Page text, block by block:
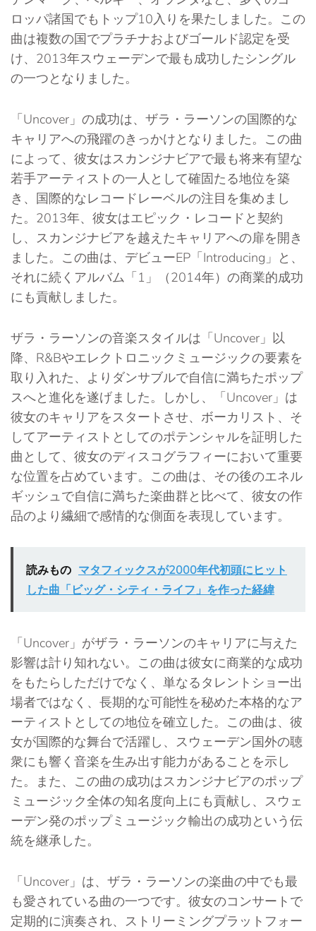
ロッパ諸国でもトップ10入りを果たしました。この
曲は複数の国でプラチナおよびゴールド認定を受
け、2013年スウェーデンで最も成功したシングル
の一つとなりました。
「Uncover」の成功は、ザラ・ラーソンの国際的な
キャリアへの飛躍のきっかけとなりました。この曲
によって、彼女はスカンジナビアで最も将来有望な
若手アーティストの一人として確固たる地位を築
き、国際的なレコードレーベルの注目を集めまし
た。2013年、彼女はエピック・レコードと契約
し、スカンジナビアを越えたキャリアへの扉を開き
ました。この曲は、デビューEP「Introducing」と、
それに続くアルバム「1」（2014年）の商業的成功
にも貢献しました。
ザラ・ラーソンの音楽スタイルは「Uncover」以
降、R&Bやエレクトロニックミュージックの要素を
取り入れた、よりダンサブルで自信に満ちたポップ
スへと進化を遂げました。しかし、「Uncover」は
彼女のキャリアをスタートさせ、ボーカリスト、そ
してアーティストとしてのポテンシャルを証明した
曲として、彼女のディスコグラフィーにおいて重要
な位置を占めています。この曲は、その後のエネル
ギッシュで自信に満ちた楽曲群と比べて、彼女の作
品のより繊細で感情的な側面を表現しています。
読みもの マタフィックスが2000年代初頭にヒット
した曲「ビッグ・シティ・ライフ」を作った経緯
「Uncover」がザラ・ラーソンのキャリアに与えた
影響は計り知れない。この曲は彼女に商業的な成功
をもたらしただけでなく、単なるタレントショー出
場者ではなく、長期的な可能性を秘めた本格的なア
ーティストとしての地位を確立した。この曲は、彼
女が国際的な舞台で活躍し、スウェーデン国外の聴
衆にも響く音楽を生み出す能力があることを示し
た。また、この曲の成功はスカンジナビアのポップ
ミュージック全体の知名度向上にも貢献し、スウェ
ーデン発のポップミュージック輸出の成功という伝
統を継承した。
「Uncover」は、ザラ・ラーソンの楽曲の中でも最
も愛されている曲の一つです。彼女のコンサートで
定期的に演奏され、ストリーミングプラットフォー